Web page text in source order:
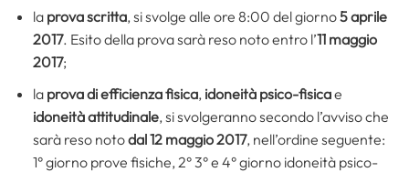
la prova scritta, si svolge alle ore 8:00 del giorno5 aprile
2017. Esito della prova sarà reso noto entro l’11 maggio
2017;
la prova di efficienza fisica, idoneità psico-fisicae
idoneità attitudinale, si svolgeranno secondo l’avviso che
sarà reso notodal12 maggio 2017, nell’ordine seguente:
1° giorno prove fisiche, 2° 3° e 4° giorno idoneità psico-